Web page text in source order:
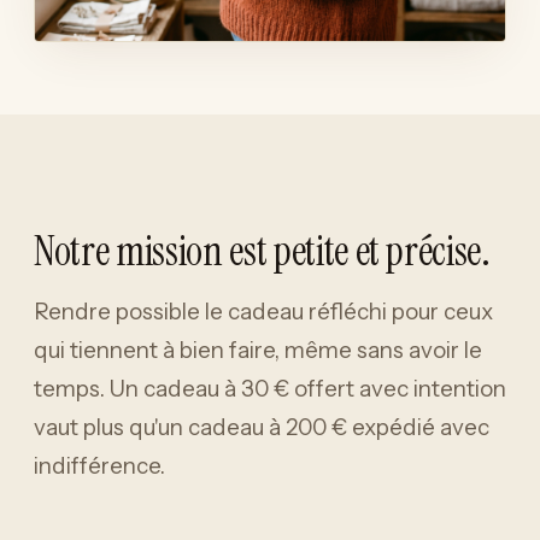
Notre mission est petite et précise.
Rendre possible le cadeau réfléchi pour ceux
qui tiennent à bien faire, même sans avoir le
temps. Un cadeau à 30 € offert avec intention
vaut plus qu'un cadeau à 200 € expédié avec
indifférence.